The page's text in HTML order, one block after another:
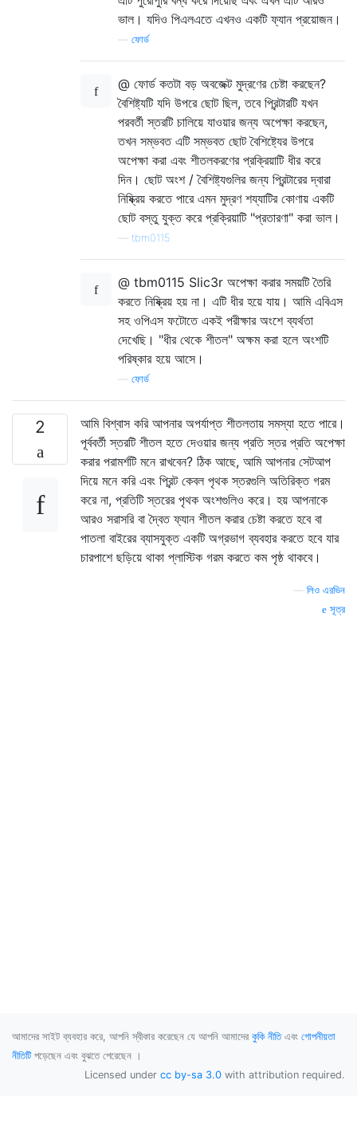
ভাল। যদিও পিএলএতে এখনও একটি ফ্যান প্রয়োজন।
ফোর্ড
@ ফোর্ড কতটা বড় অবজেক্ট মুদ্রণের চেষ্টা করছেন?
বৈশিষ্ট্যটি যদি উপরে ছোট ছিল, তবে প্রিন্টারটি যখন
পরবর্তী স্তরটি চালিয়ে যাওয়ার জন্য অপেক্ষা করছেন,
তখন সম্ভবত এটি সম্ভবত ছোট বৈশিষ্ট্যের উপরে
অপেক্ষা করা এবং শীতলকরণের প্রক্রিয়াটি ধীর করে
দিন। ছোট অংশ / বৈশিষ্ট্যগুলির জন্য প্রিন্টারের দ্বারা
নিষ্ক্রিয় করতে পারে এমন মুদ্রণ শয্যাটির কোণায় একটি
ছোট বস্তু যুক্ত করে প্রক্রিয়াটি "প্রতারণা" করা ভাল।
tbm0115
@ tbm0115 Slic3r অপেক্ষা করার সময়টি তৈরি
করতে নিষ্ক্রিয় হয় না। এটি ধীর হয়ে যায়। আমি এবিএস
সহ ওপিএস ফটোতে একই পরীক্ষার অংশে ব্যর্থতা
দেখেছি। "ধীর থেকে শীতল" অক্ষম করা হলে অংশটি
পরিষ্কার হয়ে আসে।
ফোর্ড
2
আমি বিশ্বাস করি আপনার অপর্যাপ্ত শীতলতায় সমস্যা হতে পারে।
পূর্ববর্তী স্তরটি শীতল হতে দেওয়ার জন্য প্রতি স্তর প্রতি অপেক্ষা
করার পরামর্শটি মনে রাখবেন? ঠিক আছে, আমি আপনার সেটআপ
দিয়ে মনে করি এবং প্রিন্ট কেবল পৃথক স্তরগুলি অতিরিক্ত গরম
করে না, প্রতিটি স্তরের পৃথক অংশগুলিও করে। হয় আপনাকে
আরও সরাসরি বা দ্বৈত ফ্যান শীতল করার চেষ্টা করতে হবে বা
পাতলা বাইরের ব্যাসযুক্ত একটি অগ্রভাগ ব্যবহার করতে হবে যার
চারপাশে ছড়িয়ে থাকা প্লাস্টিক গরম করতে কম পৃষ্ঠ থাকবে।
লিও এরভিন
সূত্র
আমাদের সাইট ব্যবহার করে, আপনি স্বীকার করেছেন যে আপনি আমাদের কুকি নীতিএবং গোপনীয়তা
নীতিটি পড়েছেন এবং বুঝতে পেরেছেন ।
Licensed under cc by-sa 3.0 with attribution required.